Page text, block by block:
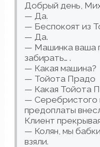
Добрый день,
— Да.
— Беспокоят из
— Да.
— Машинка ваша
забирать… .
— Какая машина?
— Тойота Прадо
— Какая Тойота
— Серебристого
предоплаты
Клиент
— Колян, мы
взяли.